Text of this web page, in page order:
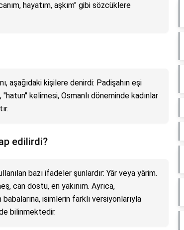
hayatım, aşkım" gibi sözcüklere
aşağıdaki kişilere denirdi: Padişahın eşi
kelimesi, Osmanlı döneminde kadınlar
edilirdi?
bazı ifadeler şunlardır: Yâr veya yârim.
can dostu, en yakınım. Ayrıca,
isimlerin farklı versiyonlarıyla
bilinmektedir.